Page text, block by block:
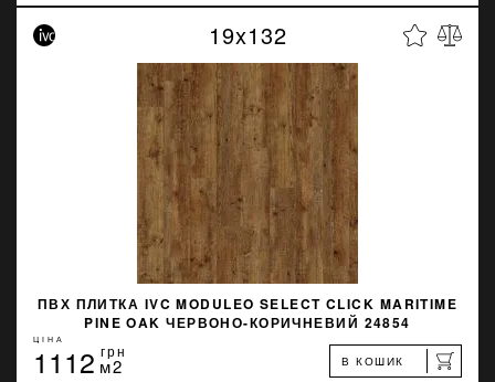
19x132
ПВХ ПЛИТКА IVC MODULEO SELECT CLICK MARITIME
PINE OAK ЧЕРВОНО-КОРИЧНЕВИЙ 24854
ЦІНА
1112 грн
м2 В КОШИК